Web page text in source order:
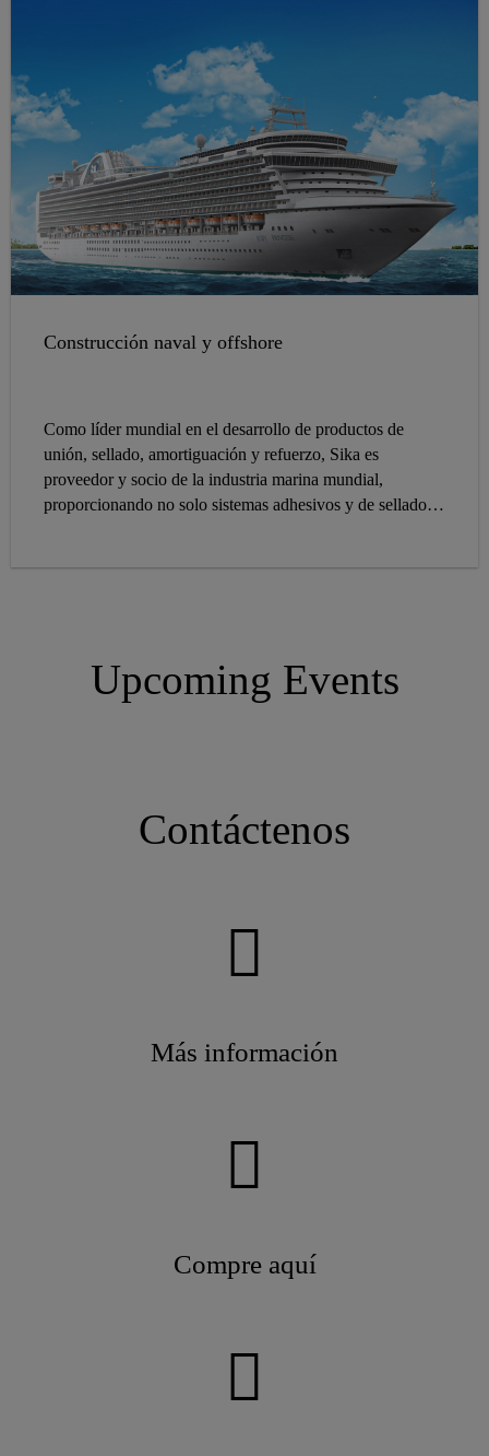
de Sika cubre todas sus necesidades de calafateo,
nivelación, colocación de camas, sellado y unión.
Construcción naval y offshore
Como líder mundial en el desarrollo de productos de
unión, sellado, amortiguación y refuerzo, Sika es
proveedor y socio de la industria marina mundial,
proporcionando no solo sistemas adhesivos y de sellado,
Upcoming Events
Contáctenos
Más información
Compre aquí